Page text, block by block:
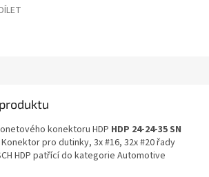
konektoru HDP HDP 24-24-35 SN
Konektor pro dutinky, 3x #16, 32x #20 řady
HDP patřící do kategorie Automotive